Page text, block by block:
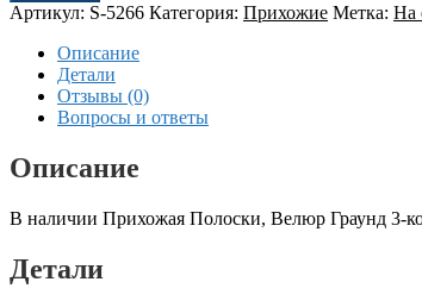
Артикул: S-5266 Категория: Прихожие Метка: На
Описание
Детали
Отзывы (0)
Вопросы и ответы
Описание
В наличии Прихожая Полоски, Велюр Граунд 3-
Детали